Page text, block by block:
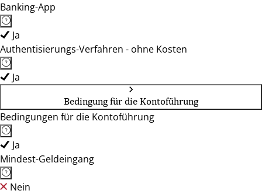
Banking-App
Ja
Authentisierungs-Verfahren - ohne Kosten
Ja
Bedingung für die Kontoführung
Bedingungen für die Kontoführung
Ja
Mindest-Geldeingang
Nein